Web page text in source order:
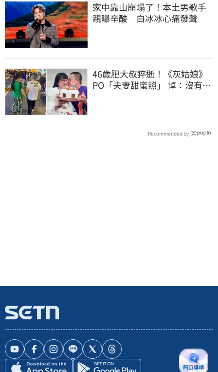
家中靠山崩塌了！本土男歌手
親曝辛酸 白冰冰心痛發聲
46歲肥大叔猝逝！《灰姑娘》
PO「夫妻甜蜜照」 悼：沒有病
Recommended by